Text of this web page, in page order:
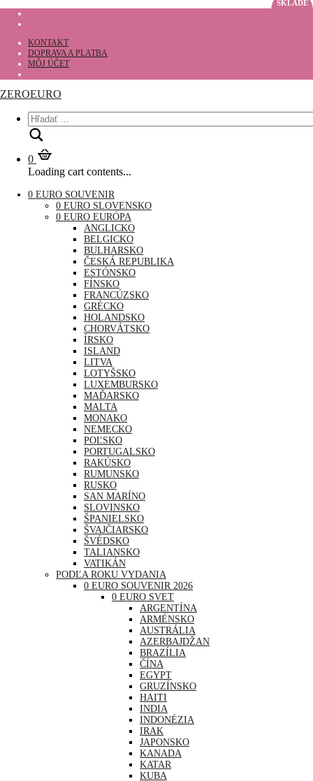
KONTAKT
DOPRAVA A PLATBA
MÔJ ÚČET
ZEROEURO
0
Loading cart contents...
0 EURO SOUVENIR
0 EURO SLOVENSKO
0 EURO EURÓPA
ANGLICKO
BELGICKO
BULHARSKO
ČESKÁ REPUBLIKA
ESTÓNSKO
FÍNSKO
FRANCÚZSKO
GRÉCKO
HOLANDSKO
CHORVÁTSKO
ÍRSKO
ISLAND
LITVA
LOTYŠSKO
LUXEMBURSKO
MAĎARSKO
MALTA
MONAKO
NEMECKO
POĽSKO
PORTUGALSKO
RAKÚSKO
RUMUNSKO
RUSKO
SAN MARÍNO
SLOVINSKO
ŠPANIELSKO
ŠVAJČIARSKO
ŠVÉDSKO
TALIANSKO
VATIKÁN
PODĽA ROKU VYDANIA
0 EURO SOUVENIR 2026
0 EURO SVET
ARGENTÍNA
ARMÉNSKO
AUSTRÁLIA
AZERBAJDŽAN
BRAZÍLIA
ČÍNA
EGYPT
GRUZÍNSKO
HAITI
INDIA
INDONÉZIA
IRAK
JAPONSKO
KANADA
KATAR
KUBA
SKLADE